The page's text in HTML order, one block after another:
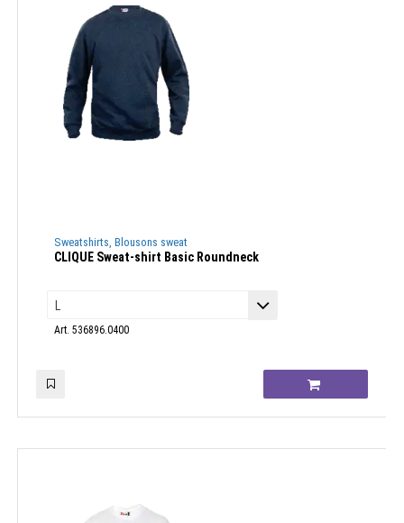
Sweatshirts, Blousons sweat
CLIQUE Sweat-shirt Basic Roundneck
Art. 536896.0400